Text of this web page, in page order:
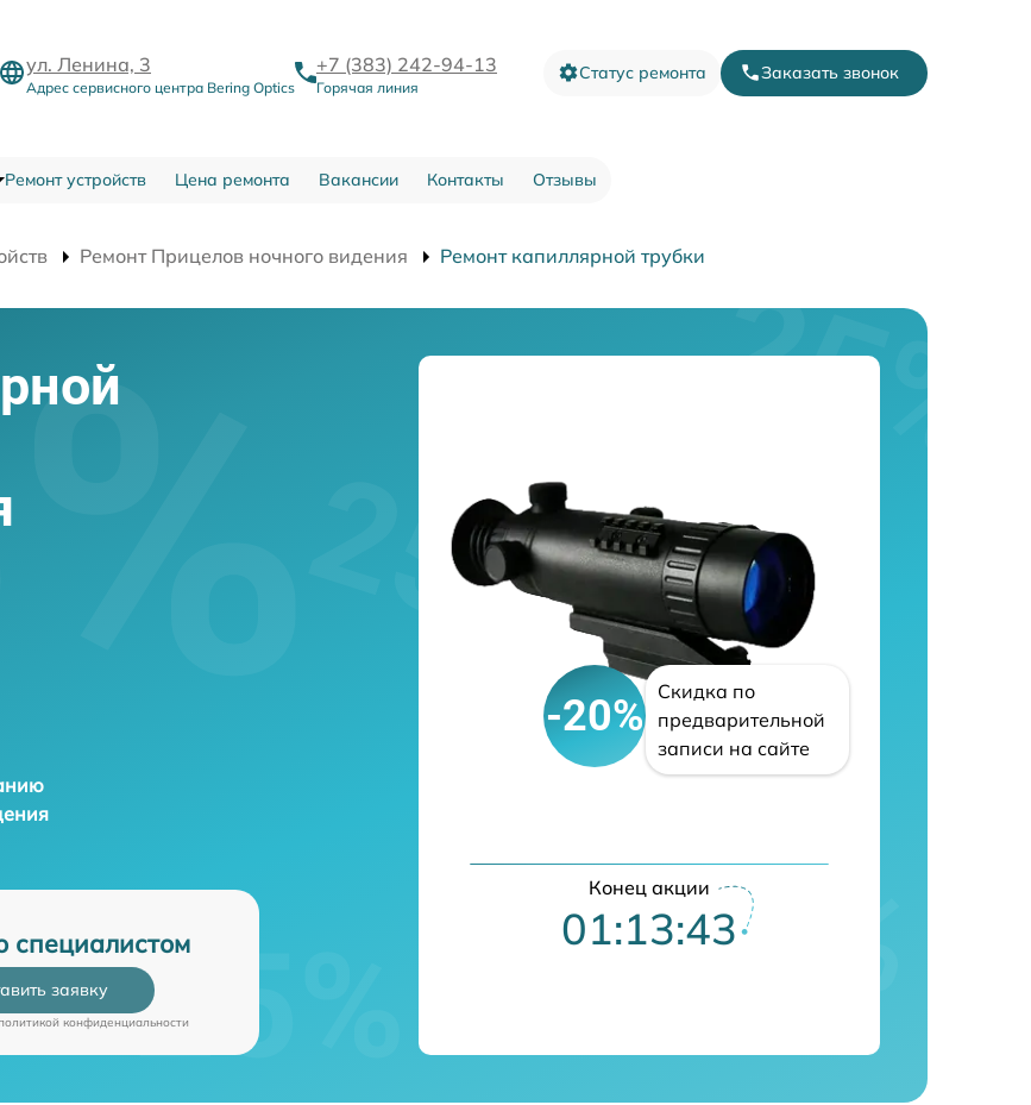
ул. Ленина, 3
Адрес сервисного центра Bering Optics
+7 (383) 242-94-13
Горячая линия
Статус ремонта Заказать звонок
Ремонт устройств Цена ремонта Вакансии Контакты Отзывы
Ремонт Прицелов ночного видения Ремонт капиллярной трубки
специалистом
заявку
конфиденциальности
-20%
Скидка по
предварительной
записи на сайте
Конец акции
01:13:42